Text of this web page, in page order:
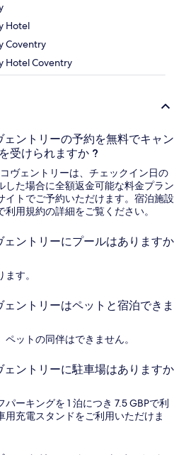
Hotel
Coventry
Hotel Coventry
ェントリーの予約を無料でキャン
受けられますか ?
ヴェントリーは、チェックイン日の
した場合に全額返金可能な料金プラン
イトでご予約いただけます。宿泊施設
用規約の詳細をご覧ください。
ェントリーにプールはありますか
す。
ェントリーはペットと宿泊できま
ットの同伴はできません。
ェントリーに駐車場はありますか
ーキングを 1 泊につき 7.5 GBPで利
用充電スタンドをご利用いただけま